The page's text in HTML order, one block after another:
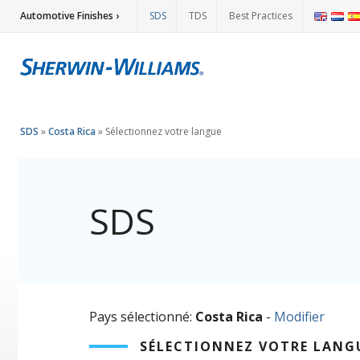
Automotive Finishes › SDS TDS Best Practices
SDS »Costa Rica » Sélectionnez votre langue
SDS
Pays sélectionné: Costa Rica - Modifier
SÉLECTIONNEZ VOTRE